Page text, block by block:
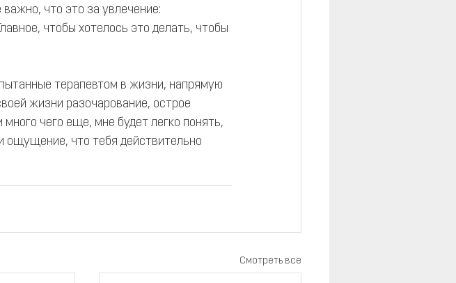
что это за увлечение:
чтобы хотелось это делать, чтобы
терапевтом в жизни, напрямую
жизни разочарование, острое
чего еще, мне будет легко понять,
ощущение, что тебя действительно
Смотреть все